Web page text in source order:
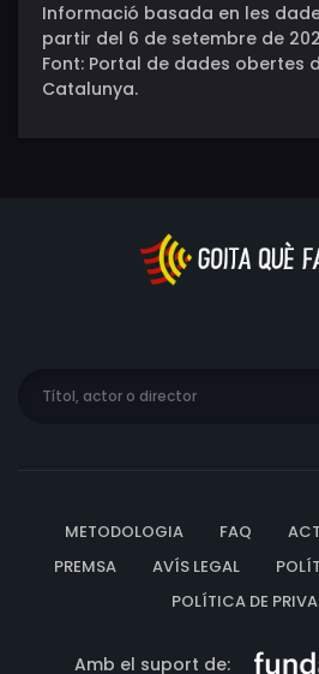
Informació basada en les
partir del 6 de setembre de
Font: Portal de dades obertes
Catalunya.
METODOLOGIA FAQ
PREMSA
AVÍS LEGAL
POLÍTICA DE
Amb el suport de: